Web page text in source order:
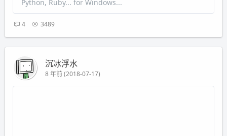
Python, Ruby... for Windows...
4 3489
沉冰浮水
8 年前 (2018-07-17)